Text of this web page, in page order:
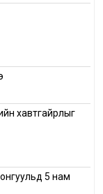
хавтгайрлыг
5 нам